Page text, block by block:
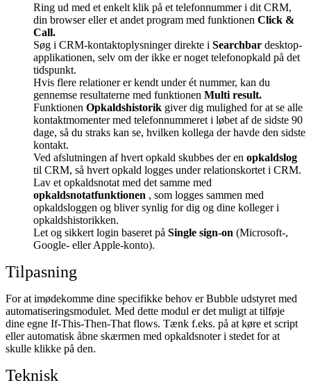
Ring ud med et enkelt klik på et telefonnummer i dit CRM,
din browser eller et andet program med funktionen Click &
Call.
Søg i CRM-kontaktoplysninger direkte i Searchbar desktop-
applikationen, selv om der ikke er noget telefonopkald på det
tidspunkt.
Hvis flere relationer er kendt under ét nummer, kan du
gennemse resultaterne med funktionen Multi result.
Funktionen Opkaldshistorik giver dig mulighed for at se alle
kontaktmomenter med telefonnummeret i løbet af de sidste 90
dage, så du straks kan se, hvilken kollega der havde den sidste
kontakt.
Ved afslutningen af hvert opkald skubbes der en opkaldslog
til CRM, så hvert opkald logges under relationskortet i CRM.
Lav et opkaldsnotat med det samme med
opkaldsnotatfunktionen , som logges sammen med
opkaldsloggen og bliver synlig for dig og dine kolleger i
opkaldshistorikken.
Let og sikkert login baseret på Single sign-on (Microsoft-,
Google- eller Apple-konto).
Tilpasning
For at imødekomme dine specifikke behov er Bubble udstyret med
automatiseringsmodulet. Med dette modul er det muligt at tilføje
dine egne If-This-Then-That flows. Tænk f.eks. på at køre et script
eller automatisk åbne skærmen med opkaldsnoter i stedet for at
skulle klikke på den.
Teknisk